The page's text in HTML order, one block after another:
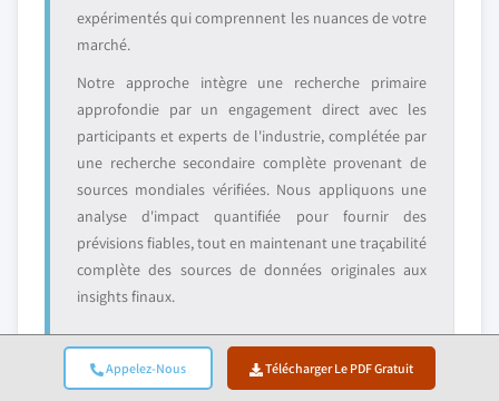
Appelez-Nous Télécharger Le PDF Gratuit
expérimentés qui comprennent les nuances de votre
marché.
Notre approche intègre une recherche primaire
approfondie par un engagement direct avec les
participants et experts de l'industrie, complétée par
une recherche secondaire complète provenant de
sources mondiales vérifiées. Nous appliquons une
analyse d'impact quantifiée pour fournir des
prévisions fiables, tout en maintenant une traçabilité
complète des sources de données originales aux
insights finaux.